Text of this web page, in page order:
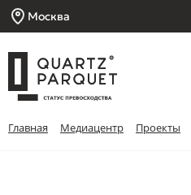
Москва
Главная Медиацентр Проекты